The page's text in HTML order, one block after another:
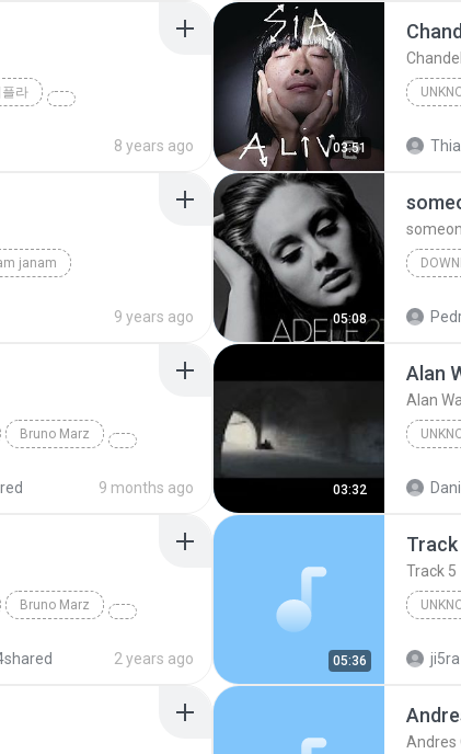
라
8 years ago 03:51
janam
9 years ago 05:08
Bruno Marz
9 months ago 03:32
Alan
Alan
Bruno Marz
2 years ago 05:36
Track
Track 5
ji5ra
Andres